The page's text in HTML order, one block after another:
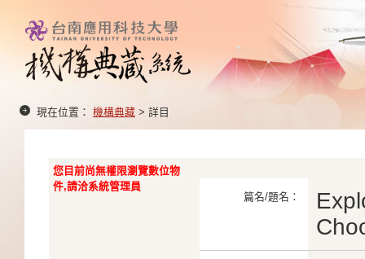
現在位置： 機構典藏 > 詳目
您目前尚無權限瀏覽數位物
件,請洽系統管理員
篇名/題名：